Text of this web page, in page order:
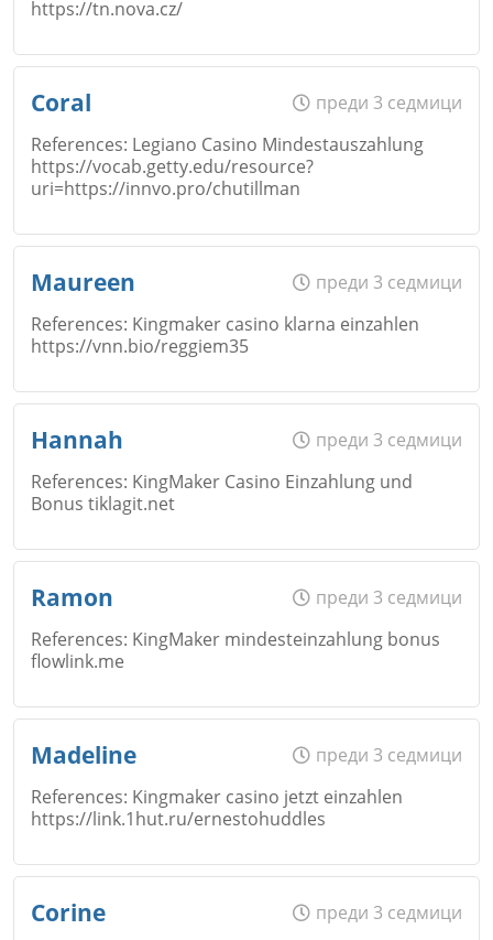
Откажи
Коментар*
Email
Коментар*
https://tn.nova.cz/
Email
Коментар*
Coral
преди 3 седмици
References: Legiano Casino Mindestauszahlung
https://vocab.getty.edu/resource?
uri=https://innvo.pro/chutillman
Email
Коментар*
Откажи
Maureen
преди 3 седмици
References: Kingmaker casino klarna einzahlen
https://vnn.bio/reggiem35
Email
Коментар
Откажи
Hannah
преди 3 седмици
References: KingMaker Casino Einzahlung und
Bonus tiklagit.net
Email
Коментар*
Ramon
преди 3 седмици
References: KingMaker mindesteinzahlung bonus
flowlink.me
Email
Madeline
преди 3 седмици
References: Kingmaker casino jetzt einzahlen
https://link.1hut.ru/ernestohuddles
Corine
преди 3 седмици